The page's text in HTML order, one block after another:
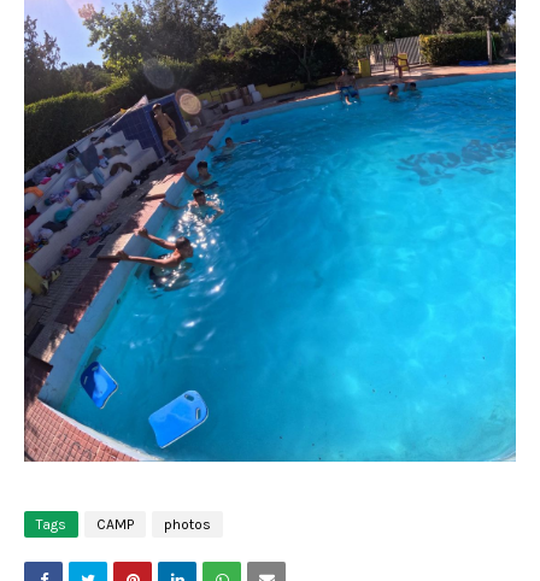
Tags CAMP photos